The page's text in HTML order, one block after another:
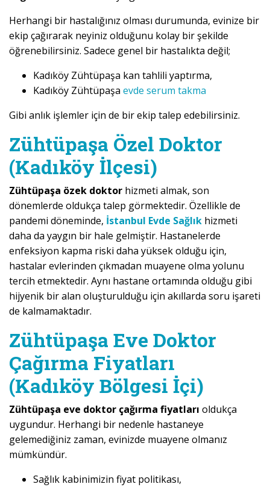
Herhangi bir hastalığınız olması durumunda, evinize bir
ekip çağırarak neyiniz olduğunu kolay bir şekilde
öğrenebilirsiniz. Sadece genel bir hastalıkta değil;
Kadıköy Zühtüpaşa kan tahlili yaptırma,
Kadıköy Zühtüpaşa evde serum takma
Gibi anlık işlemler için de bir ekip talep edebilirsiniz.
Zühtüpaşa Özel Doktor
(Kadıköy İlçesi)
Zühtüpaşa özek doktor hizmeti almak, son
dönemlerde oldukça talep görmektedir. Özellikle de
pandemi döneminde, İstanbul Evde Sağlık hizmeti
daha da yaygın bir hale gelmiştir. Hastanelerde
enfeksiyon kapma riski daha yüksek olduğu için,
hastalar evlerinden çıkmadan muayene olma yolunu
tercih etmektedir. Aynı hastane ortamında olduğu gibi
hijyenik bir alan oluşturulduğu için akıllarda soru işareti
de kalmamaktadır.
Zühtüpaşa Eve Doktor
Çağırma Fiyatları
(Kadıköy Bölgesi İçi)
Zühtüpaşa eve doktor çağırma fiyatları oldukça
uygundur. Herhangi bir nedenle hastaneye
gelemediğiniz zaman, evinizde muayene olmanız
mümkündür.
Sağlık kabinimizin fiyat politikası,